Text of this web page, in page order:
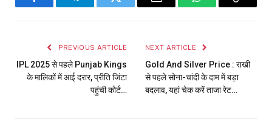
FacebookTelegramTwitter Email WhatsAppCopy
PREVIOUS ARTICLE
IPL 2025 से पहले Punjab Kings
के मालिकों में आई दरार, प्रीति जिंटा
पहुंची कोर्ट…
NEXT ARTICLE
Gold And Silver Price : राखी
से पहले सोना-चांदी के दाम में बड़ा
बदलाव, यहां चेक करें ताजा रेट…